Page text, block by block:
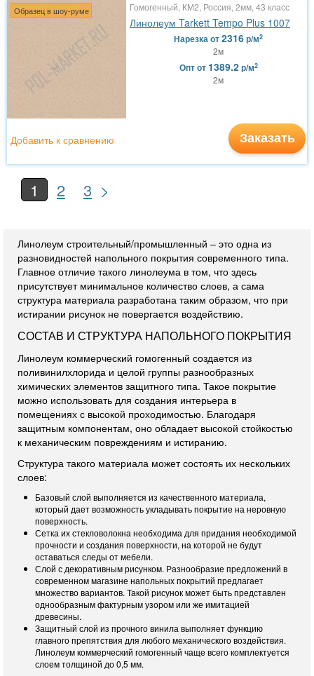
Образец в шоу-руме Гомогенный, КМ2, Россия, 2мм, 43 класс
Линолеум Tarkett Tempo Plus 1007
Нарезкаот2316р/м2
2м
Оптот 1389.2р/м2
2м
Заказать
Добавить к сравнению
1 2 3 >
Линолеум строительный/промышленный – это одна из
разновидностей напольного покрытия современного типа.
Главное отличие такого линолеума в том, что здесь
присутствует минимальное количество слоев, а сама
структура материала разработана таким образом, что при
истирании рисунок не повергается воздействию.
СОСТАВ И СТРУКТУРА НАПОЛЬНОГО ПОКРЫТИЯ
Линолеум коммерческий гомогенный создается из
поливинилхлорида и целой группы разнообразных
химических элементов защитного типа. Такое покрытие
можно использовать для создания интерьера в
помещениях с высокой проходимостью. Благодаря
защитным компонентам, оно обладает высокой стойкостью
к механическим повреждениям и истиранию.
Структура такого материала может состоять их нескольких
слоев:
Базовый слой выполняется из качественного материала,
который дает возможность укладывать покрытие на неровную
поверхность.
Сетка их стекловолокна необходима для придания необходимой
прочности и создания поверхности, на которой не будут
оставаться следы от мебели.
Слой с декоративным рисунком. Разнообразие предложений в
современном магазине напольных покрытий предлагает
множество вариантов. Такой рисунок может быть представлен
однообразным фактурным узором или же имитацией
древесины.
Защитный слой из прочного винила выполняет функцию
главного препятствия для любого механического воздействия.
Линолеум коммерческий гомогенный чаще всего комплектуется
слоем толщиной до 0,5 мм.